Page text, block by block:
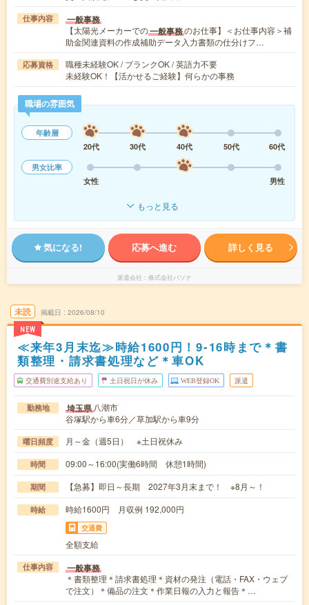
仕事内容 一般事務
【太陽光メーカーでの一般事務のお仕事】＜お仕事内容＞補
助金関連資料の作成補助データ入力書類の仕分けフ…
応募資格
職種未経験OK / ブランクOK / 英語力不要
未経験OK！【活かせるご経験】何らかの事務
職場の雰囲気
年齢層
20代
30代 40代 50代
60代
男女比率
女性
男性
もっと見る
気になる! 応募へ進む 詳しく見る
派遣会社 株式会社パソナ
未読
NEW
掲載日 2026/08/10
≪来年3月末迄≫時給1600円！9-16時まで＊書
類整理・請求書処理など＊車OK
交通費別途支給あり 土日祝日が休み WEB登録OK 派遣
勤務地 埼玉県 八潮市
谷塚駅から車6分／草加駅から車9分
曜日頻度 月～金（週5日） ※土日祝休み
時間 09:00～16:00(実働6時間 休憩1時間)
期間 【急募】即日～長期 2027年3月末まで！ ※8月～！
時給 時給1600円 月収例 192,000円
交通費
全額支給
仕事内容 一般事務
＊書類整理＊請求書処理＊資材の発注（電話・FAX・ウェブ
で注文）＊備品の注文＊作業日報の入力と報告＊…